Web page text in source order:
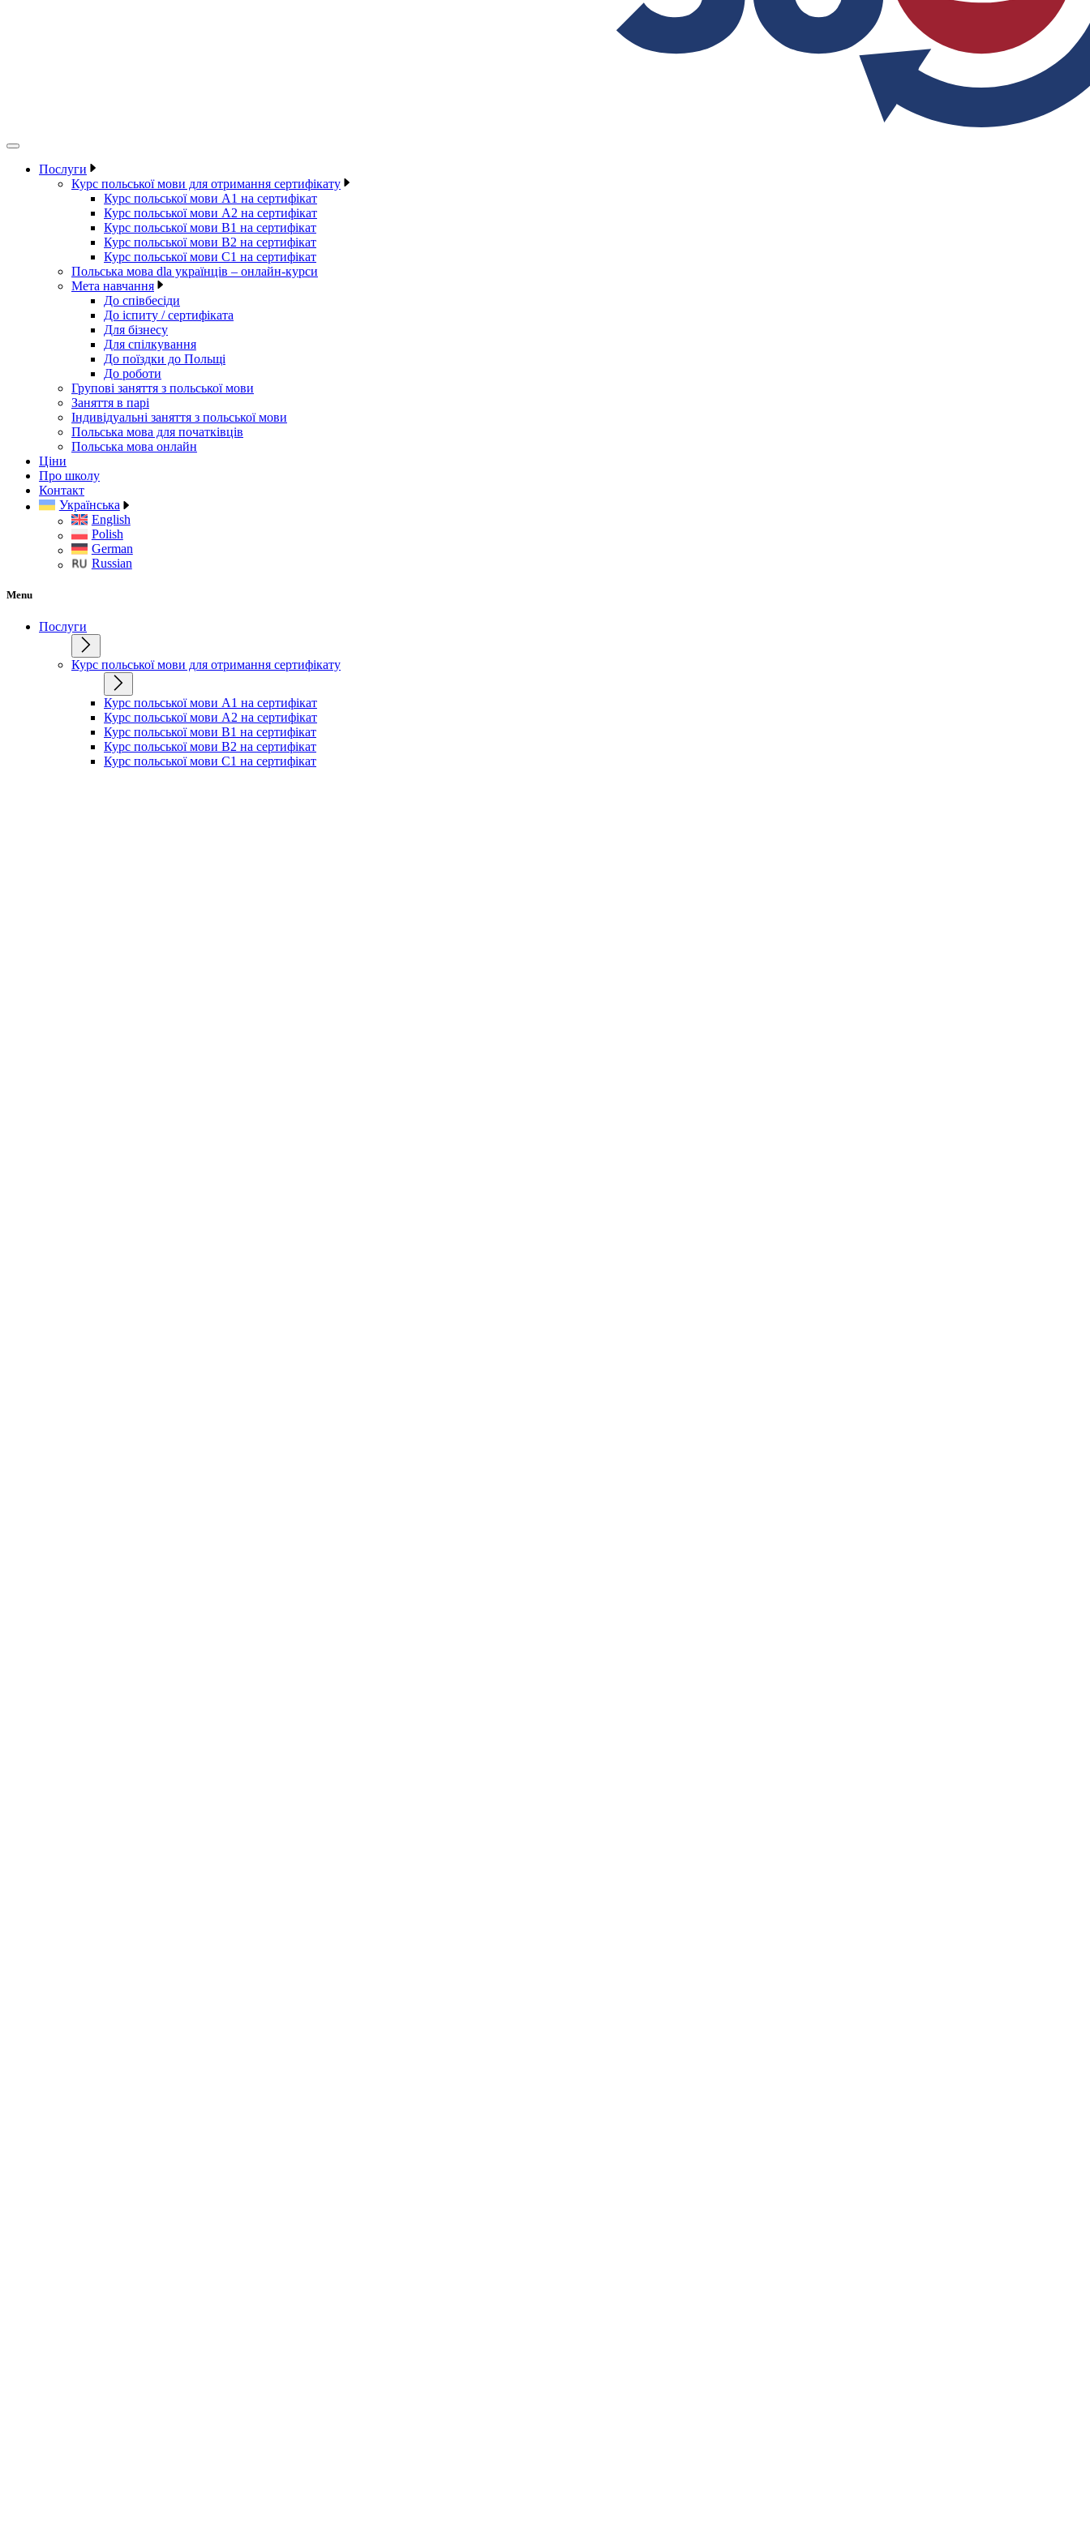
Послуги
Курс польської мови для отримання сертифікату
Курс польської мови А1 на сертифікат
Курс польської мови А2 на сертифікат
Курс польської мови B1 на сертифікат
Курс польської мови B2 на сертифікат
Курс польської мови C1 на сертифікат
Польська мова dla українців – онлайн-курси
Мета навчання
До співбесіди
До іспиту / сертифіката
Для бізнесу
Для спілкування
До поїздки до Польщі
До роботи
Групові заняття з польської мови
Заняття в парі
Індивідуальні заняття з польської мови
Польська мова для початківців
Польська мова онлайн
Ціни
Про школу
Контакт
Українська
English
Polish
German
Russian
Menu
Послуги
Курс польської мови для отримання сертифікату
Курс польської мови А1 на сертифікат
Курс польської мови А2 на сертифікат
Курс польської мови B1 на сертифікат
Курс польської мови B2 на сертифікат
Курс польської мови C1 на сертифікат